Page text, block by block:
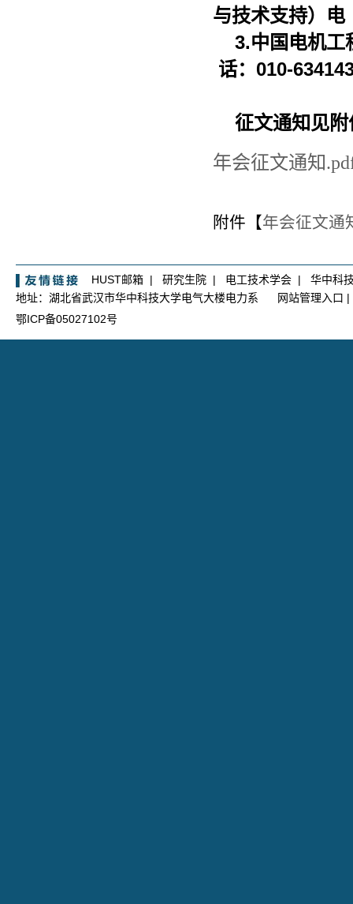
与技术支持）
3.中国电机工
话：010-
征文通知见附
年会征文通知
附件【年会征文通
HUST邮箱 | 研究生院 | 电工技术学会 | 华中科
地址：湖北省武汉市华中科技大学电气大楼电力系
网站管理入口 |
鄂ICP备05027102号